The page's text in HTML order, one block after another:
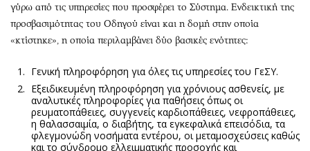
γύρω από τις υπηρεσίες που προσφέρει το Σύστημα. Ενδεικτική της
προσβασιμότητας του Οδηγού είναι και η δομή στην οποία
«κτίστηκε», η οποία περιλαμβάνει δύο βασικές ενότητες:
Γενική πληροφόρηση για όλες τις υπηρεσίες του ΓεΣΥ.
Εξειδικευμένη πληροφόρηση για χρόνιους ασθενείς, με
αναλυτικές πληροφορίες για παθήσεις όπως οι
ρευματοπάθειες, συγγενείς καρδιοπάθειες, νεφροπάθειες,
η θαλασσαιμία, ο διαβήτης, τα εγκεφαλικά επεισόδια, τα
φλεγμονώδη νοσήματα εντέρου, οι μεταμοσχεύσεις καθώς
και το σύνδρομο ελλειμματικής προσοχής και